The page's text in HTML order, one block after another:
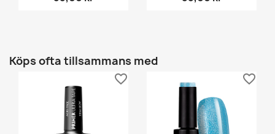
Köps ofta tillsammans med
favorite_border favorite_border